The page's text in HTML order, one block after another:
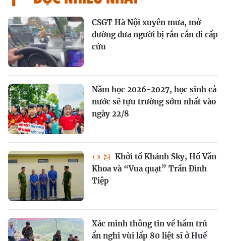
CSGT Hà Nội xuyên mưa, mở
đường đưa người bị rắn cắn đi cấp
cứu
Năm học 2026-2027, học sinh cả
nước sẽ tựu trường sớm nhất vào
ngày 22/8
Khởi tố Khánh Sky, Hồ Văn
Khoa và “Vua quạt” Trần Đình
Tiệp
Xác minh thông tin về hầm trú
ẩn nghi vùi lấp 80 liệt sĩ ở Huế